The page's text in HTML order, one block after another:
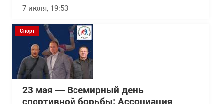
7 июля, 19:53
Спорт
23 мая — Всемирный день
спортивной борьбы: Ассоциация